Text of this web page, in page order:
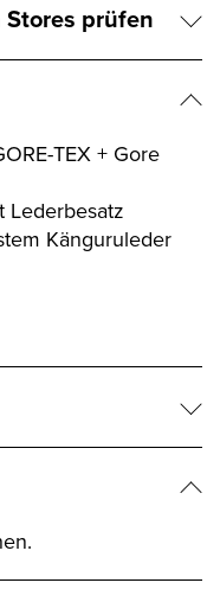
prüfen
TEX + Gore
Lederbesatz
Känguruleder